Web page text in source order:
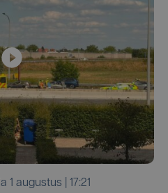
za 1 augustus | 17:21